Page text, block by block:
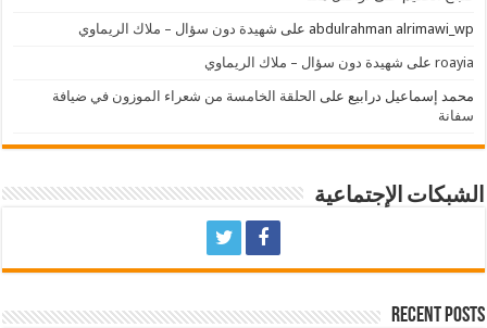
abdulrahman alrimawi_wp على شهيدة دون سؤال – ملاك الريماوي
roayia على شهيدة دون سؤال – ملاك الريماوي
محمد إسماعيل درابيع على الحلقة الخامسة من شعراء الموزون في ضيافة
سفانة
الشبكات الإجتماعية
Recent Posts